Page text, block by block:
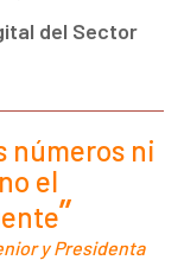
del Sector
números ni
el
y Presidenta